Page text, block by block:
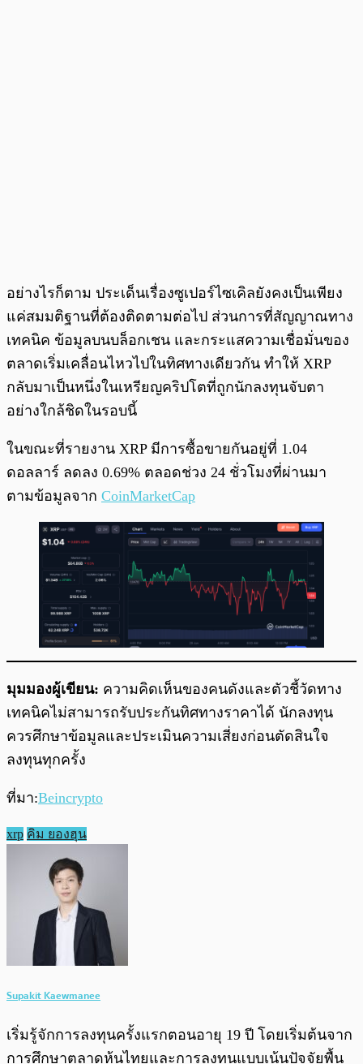
อย่างไรก็ตาม ประเด็นเรื่องซูเปอร์ไซเคิลยังคงเป็นเพียง
แค่สมมติฐานที่ต้องติดตามต่อไป ส่วนการที่สัญญาณทาง
เทคนิค ข้อมูลบนบล็อกเชน และกระแสความเชื่อมั่นของ
ตลาดเริ่มเคลื่อนไหวไปในทิศทางเดียวกัน ทำให้ XRP
กลับมาเป็นหนึ่งในเหรียญคริปโตที่ถูกนักลงทุนจับตา
อย่างใกล้ชิดในรอบนี้
ในขณะที่รายงาน XRP มีการซื้อขายกันอยู่ที่ 1.04
ดอลลาร์ ลดลง 0.69% ตลอดช่วง 24 ชั่วโมงที่ผ่านมา
ตามข้อมูลจาก CoinMarketCap
มุมมองผู้เขียน: ความคิดเห็นของคนดังและตัวชี้วัดทาง
เทคนิคไม่สามารถรับประกันทิศทางราคาได้ นักลงทุน
ควรศึกษาข้อมูลและประเมินความเสี่ยงก่อนตัดสินใจ
ลงทุนทุกครั้ง
ที่มา:Beincrypto
xrp คิม ยองฮุน
Supakit Kaewmanee
เริ่มรู้จักการลงทุนครั้งแรกตอนอายุ 19 ปี โดยเริ่มต้นจาก
การศึกษาตลาดหุ้นไทยและการลงทุนแบบเน้นปัจจัยพื้น